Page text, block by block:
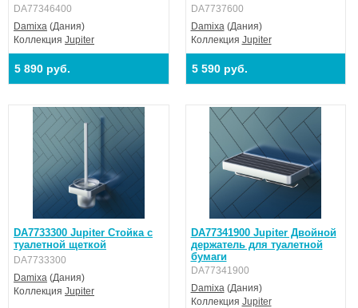
DA77346400
Damixa (Дания)
Коллекция Jupiter
5 890 руб.
DA7737600
Damixa(Дания)
Коллекция Jupiter
5 590 руб.
DA7733300 Jupiter Стойка с
туалетной щеткой
DA7733300
Damixa (Дания)
Коллекция Jupiter
DA77341900 Jupiter Двойной
держатель для туалетной
бумаги
DA77341900
Damixa(Дания)
Коллекция Jupiter